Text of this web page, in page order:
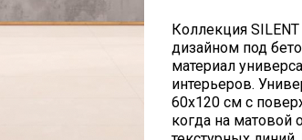
Коллекция
дизайном под
материал
интерьеров.
60х120 см с
когда на матовой